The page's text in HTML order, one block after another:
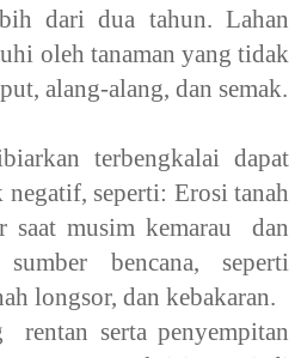
dari dua tahun. Lahan
oleh tanaman yang tidak
alang-alang, dan semak.
terbengkalai dapat
seperti: Erosi tanah
saat musim kemarau dan
bencana, seperti
longsor, dan kebakaran.
serta penyempitan